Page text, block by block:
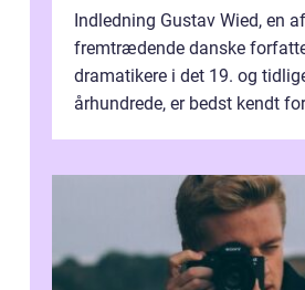
Indledning Gustav Wied, en
fremtrædende danske
dramatikere i det 19. og
århundrede, er bedst kendt